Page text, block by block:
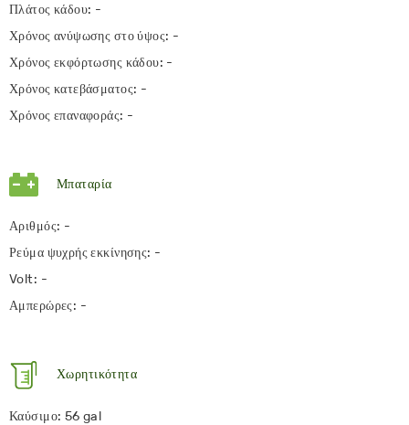
Πλάτος κάδου: -
Χρόνος ανύψωσης στο ύψος: -
Χρόνος εκφόρτωσης κάδου: -
Χρόνος κατεβάσματος: -
Χρόνος επαναφοράς: -
Μπαταρία
Αριθμός: -
Ρεύμα ψυχρής εκκίνησης: -
Volt: -
Αμπερώρες: -
Χωρητικότητα
Καύσιμο: 56 gal